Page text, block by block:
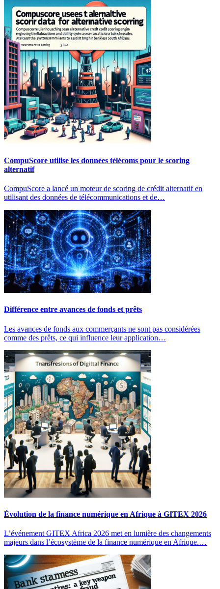
CompuScore utilise les données télécoms pour le scoring
alternatif
CompuScore a lancé un moteur de scoring de crédit alternatif en
utilisant des données de télécommunications et de…
Différence entre avances de fonds et prêts
Les avances de fonds aux commerçants ne sont pas considérées
comme des prêts, ce qui influence leur application…
Évolution de la finance numérique en Afrique à GITEX 2026
L’événement GITEX Africa 2026 met en lumière des changements
majeurs dans l’écosystème de la finance numérique en Afrique.…